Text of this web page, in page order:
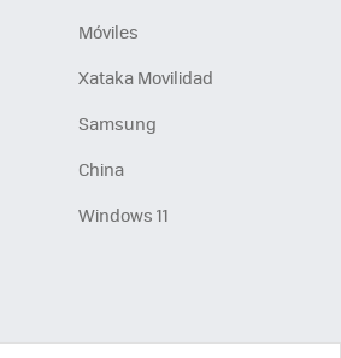
Móviles
Xataka Movilidad
Samsung
China
Windows 11